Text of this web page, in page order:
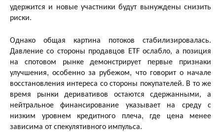
удержится и новые участники будут вынуждены снизить
риски.
Однако общая картина потоков стабилизировалась.
Давление со стороны продавцов ETF ослабло, а позиция
на спотовом рынке демонстрирует первые признаки
улучшения, особенно за рубежом, что говорит о начале
восстановления интереса со стороны покупателей. В то же
время рынки деривативов остаются сдержанными, а
нейтральное финансирование указывает на среду с
низким уровнем кредитного плеча, где цена менее
зависима от спекулятивного импульса.